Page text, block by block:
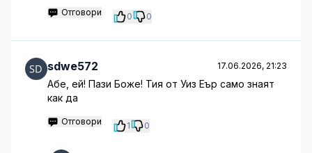
Отговори 0 0
sdwe572 17.06.2026, 21:23
Абе, ей! Пази Боже! Тия от Уиз Еър само знаят
как да
Отговори 1 0